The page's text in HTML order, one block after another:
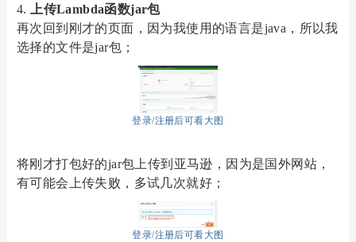
4. 上传Lambda函数jar包
再次回到刚才的页面，因为我使用 的语言是java，所以我
选择的文件是jar包；
登录/注册后可看大图
将刚才打包好的jar包上传到亚马逊，因为是国外网站，
有可能会上传失败，多试几次就好；
登录/注册后可看大图